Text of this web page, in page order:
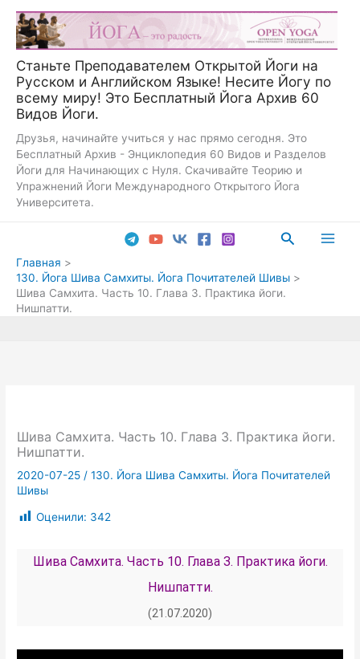
Перейти
содержимому
Станьте Преподавателем Открытой Йоги на
Русском и Английском Языке! Несите Йогу по
всему миру! Это Бесплатный Йога Архив 60
Видов Йоги.
Друзья, начинайте учиться у нас прямо сегодня. Это
Бесплатный Архив - Энциклопедия 60 Видов и Разделов
Йоги для Начинающих с Нуля. Скачивайте Теорию и
Упражнений Йоги Международного Открытого Йога
Университета.
Поиск
Главная
130. Йога Шива Самхиты. Йога Почитателей Шивы
Шива Самхита. Часть 10. Глава 3. Практика йоги.
Нишпатти.
Шива Самхита. Часть 10. Глава 3. Практика йоги.
Нишпатти.
2020-07-25 /130. Йога Шива Самхиты. Йога Почитателей
Шивы
Оценили: 342
Шива Самхита. Часть 10. Глава 3. Практика йоги.
Нишпатти.
(21.07.2020)